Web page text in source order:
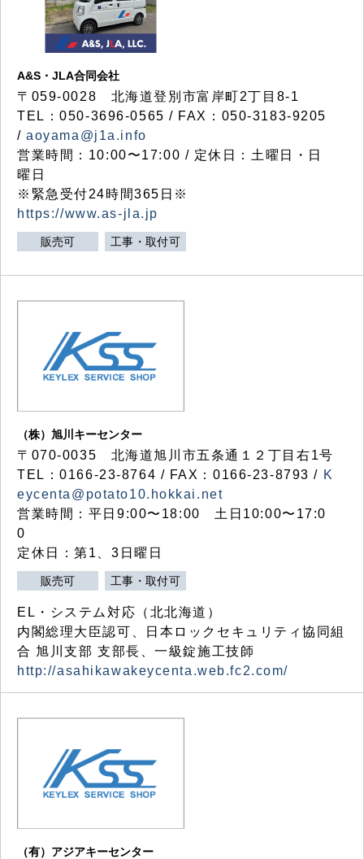
A&S・JLA合同会社
〒 059-0028 北海道登別市富岸町2丁目 8-1
TEL：050-3696-0565 / FAX：050-3183-9205
/aoyama@j1a.info
営業時間：10:00〜17:00 / 定休日：土曜日・日
曜日
※緊急受付24時間365日※
https://www.as-jla.jp
販売可 工事・取付可
（株）旭川キーセンター
〒070-0035 北海道旭川市五条通１２丁目右1号
TEL：0166-23-8764 / FAX：0166-23-8793 / K
eycenta@potato10.hokkai.net
営業時間：平日9:00〜18:00 土日10:00〜17:0
0
定休日：第1、3日曜日
販売可 工事・取付可
EL・システム対応（北北海道）
内閣総理大臣認可、日本ロックセキュリティ協同組
合 旭川支部 支部長、一級錠施工技師
http://asahikawakeycenta.web.fc2.com/
（有）アジアキーセンター